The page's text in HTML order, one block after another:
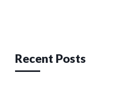
Recent Posts